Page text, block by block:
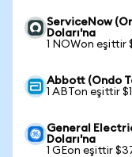
ServiceNow
Doları'na
1 NOWon eşittir
Abbott (Ondo
1 ABTon eşittir
General
Doları'na
1 GEon eşittir